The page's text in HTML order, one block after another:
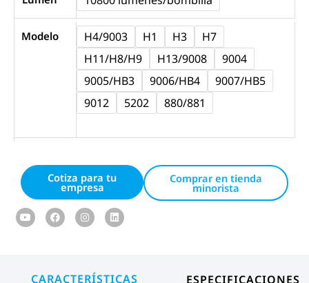
Modelo H4/9003 H1 H3
H7
H11/H8/H9
H13/9008
9004
9005/HB3
9006/HB4
9007/HB5
9012
5202 880/881
90W
10800LM
Wholesale
Cotiza para tu
empresa
Comprar en tienda
minorista
YoutubeFacebookInstagramLinkedin
CARACTERÍSTICAS ESPECIFICACIONES